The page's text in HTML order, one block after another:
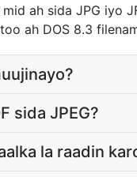
ah sida JPG iyo
ah DOS 8.3
sida JPEG?
la raadin